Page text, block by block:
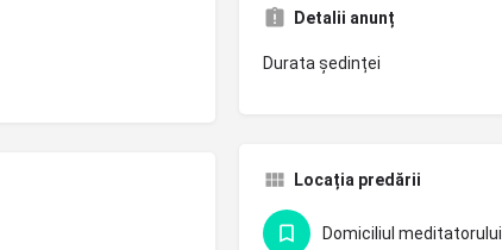
Detalii anunț
Durata ședinței
Locația predării
Domiciliul meditatorului